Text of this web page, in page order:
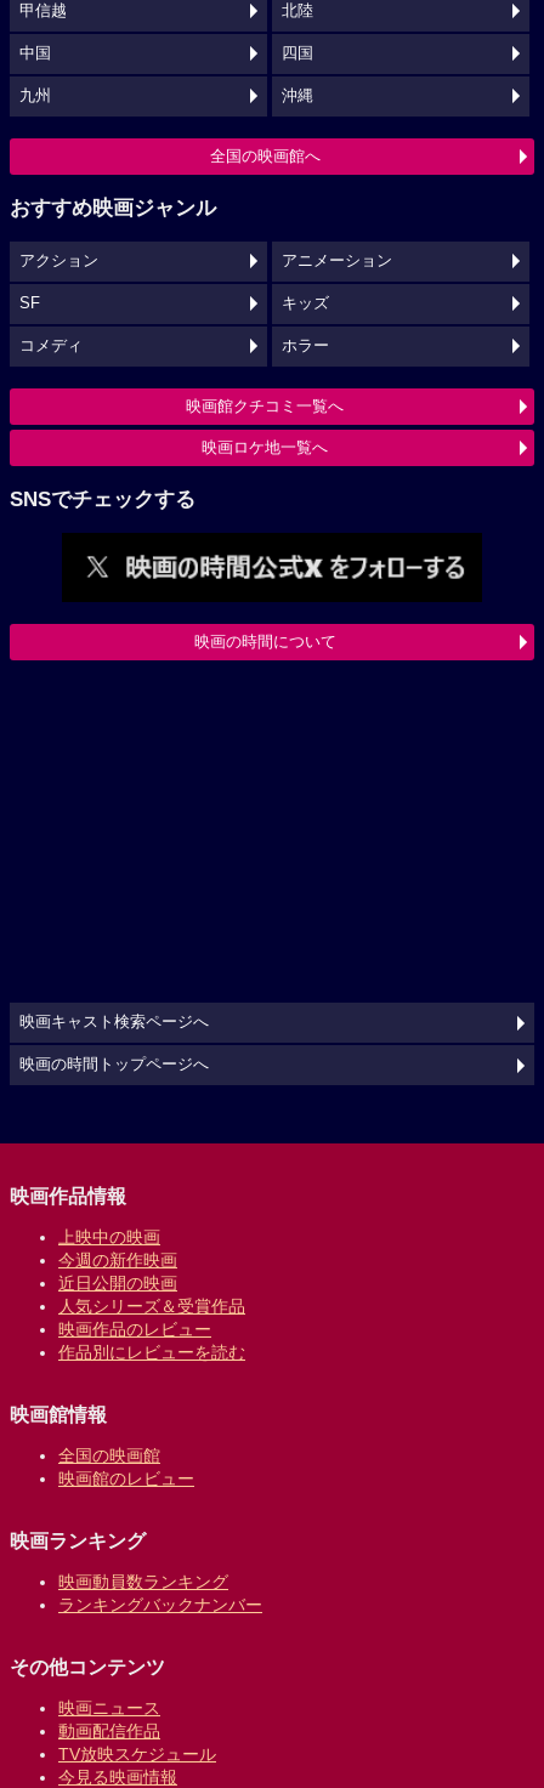
甲信越 北陸
中国 四国
九州 沖縄
全国の映画館へ
おすすめ映画ジャンル
アクション アニメーション
SF キッズ
コメディ ホラー
映画館クチコミ一覧へ
映画ロケ地一覧へ
SNSでチェックする
映画の時間について
映画キャスト検索ページへ
映画の時間トップページへ
映画作品情報
上映中の映画
今週の新作映画
近日公開の映画
人気シリーズ＆受賞作品
映画作品のレビュー
作品別にレビューを読む
映画館情報
全国の映画館
映画館のレビュー
映画ランキング
映画動員数ランキング
ランキングバックナンバー
その他コンテンツ
映画ニュース
動画配信作品
TV放映スケジュール
今見る映画情報